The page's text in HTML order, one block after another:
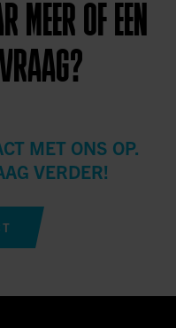
MEER OF EEN
MET ONS OP.
VERDER!